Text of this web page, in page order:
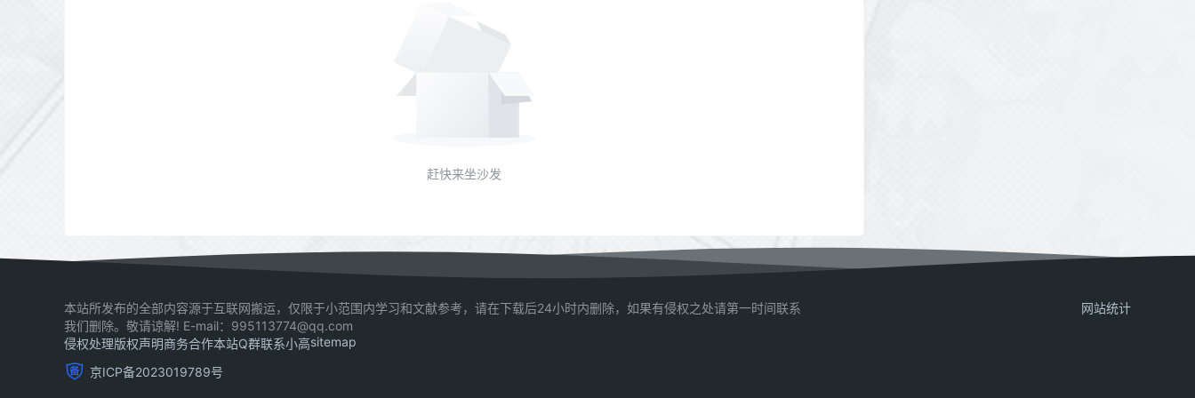
赶快来坐沙发
本站所发布的全部内容源于互联网搬运，仅限于小范围内学习和文献参考，请在下载后24小时内删除，如果有侵权之处请第一时间联系
我们删除。敬请谅解! E-mail：995113774@qq.com
侵权处理版权声明商务合作本站Q群联系小高sitemap
京ICP备2023019789号
网站统计